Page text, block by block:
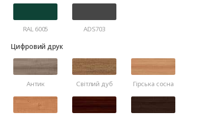
RAL 6005 ADS703
Цифровий друк
Антик Світлий дуб Гірська сосна